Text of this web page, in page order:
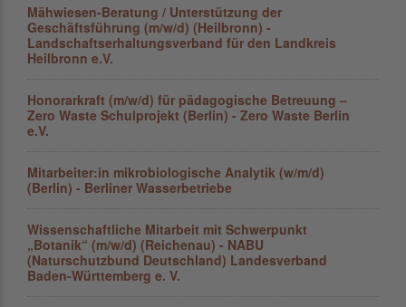
Mähwiesen-Beratung / Unterstützung der
Geschäftsführung (m/w/d) (Heilbronn) -
Landschaftserhaltungsverband für den Landkreis
Heilbronn e.V.
Honorarkraft (m/w/d) für pädagogische Betreuung –
Zero Waste Schulprojekt (Berlin) - Zero Waste Berlin
e.V.
Mitarbeiter:in mikrobiologische Analytik (w/m/d)
(Berlin) - Berliner Wasserbetriebe
Wissenschaftliche Mitarbeit mit Schwerpunkt
„Botanik“ (m/w/d) (Reichenau) - NABU
(Naturschutzbund Deutschland) Landesverband
Baden-Württemberg e. V.